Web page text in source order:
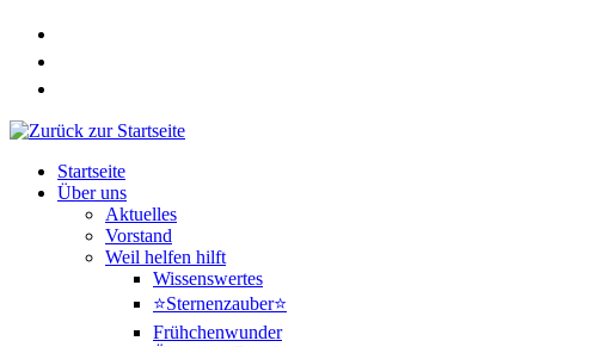
Zum
springen
Startseite
Über uns
Aktuelles
Vorstand
Weil helfen hilft
Wissenswertes
⭐Sternenzauber⭐
Frühchenwunder